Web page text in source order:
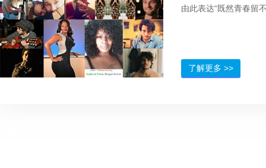
由此表达“既然青春留
爱情和生活的重要性。
了解更多 >>